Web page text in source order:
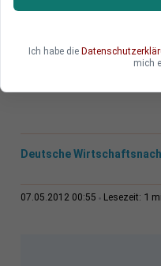
Die Lebensgefährtin
Paris Match
keinen, schließlich
Deutsche
07.05.2012 00:55 Lesezeit: 1
Ich habe die
mich